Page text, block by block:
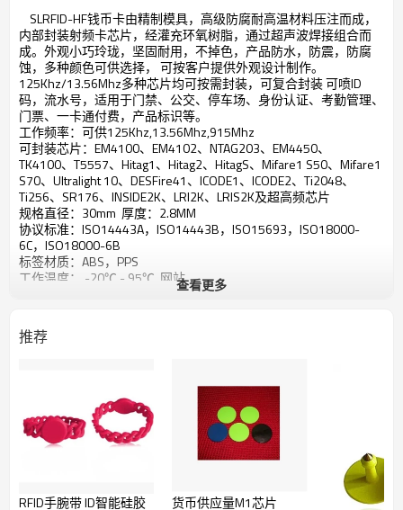
SLRFID-HF钱币卡由精制模具，高级防腐耐高温材料压注而成，
内部封装射频卡芯片，经灌充环氧树脂，通过超声波焊接组合而
成。外观小巧玲珑，坚固耐用，不掉色，产品防水，防震，防腐
蚀，多种颜色可供选择， 可按客户提供外观设计制作。
125Khz/13.56Mhz多种芯片均可按需封装，可复合封装 可喷ID
码，流水号，适用于门禁、公交、停车场、身份认证、考勤管理、
门票、一卡通付费，产品标识等。
工作频率：可供125Khz,13.56Mhz,915Mhz
可封装芯片：EM4100、EM4102、NTAG203、EM4450、
TK4100、T5557、Hitag1、Hitag2、HitagS、Mifare1 S50、Mifare1
S70、Ultralight 10、DESFire41、ICODE1、ICODE2、Ti2048、
Ti256、SR176、INSIDE2K、LRI2K、LRIS2K及超高频芯片
规格直径：30mm 厚度：2.8MM
协议标准：ISO14443A，ISO14443B，ISO15693，ISO18000-
6C，ISO18000-6B
标签材质：ABS，PPS
工作温度： -20℃ - 95℃ 网站
存储温度： -20℃ - 90℃
www.jtrfid.com
广州舰艇智能科技有限公司
识别距离：125KHZ(2CM-10CM)；13.56MHZ(2CM-6CM)；
915MHZ(100CM-300CM) 备注：距离根据不同厂家读卡器有关）
标签重量：7克
查看更多
推荐
RFID手腕带 ID智能硅胶 货币供应量M1芯片